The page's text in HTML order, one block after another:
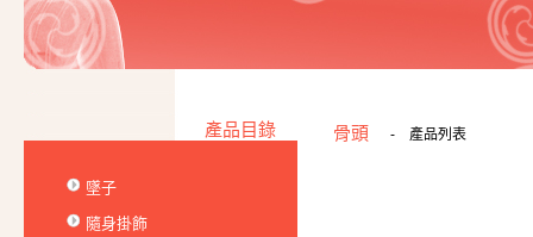
產品目錄
墜子
隨身掛飾
骨頭 - 產品列表